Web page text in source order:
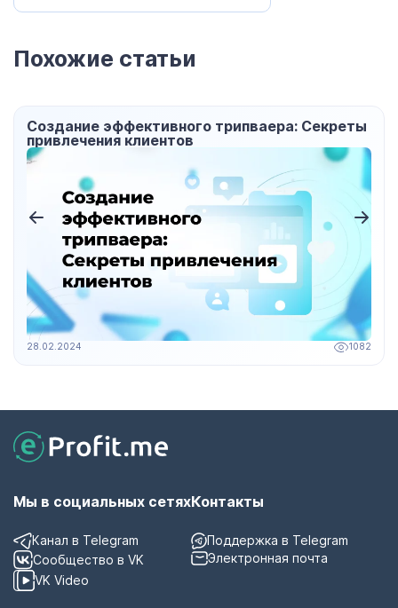
Похожие статьи
Создание эффективного трипваера: Секреты
привлечения клиентов
28.02.2024 1082
Мы в социальных сетях
Канал в Telegram
Сообщество в VK
VK Video
Контакты
Поддержка в Telegram
Электронная почта